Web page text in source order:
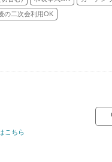
の二次会利用OK
)／神前式／人前式／仏前式／和装
こちら